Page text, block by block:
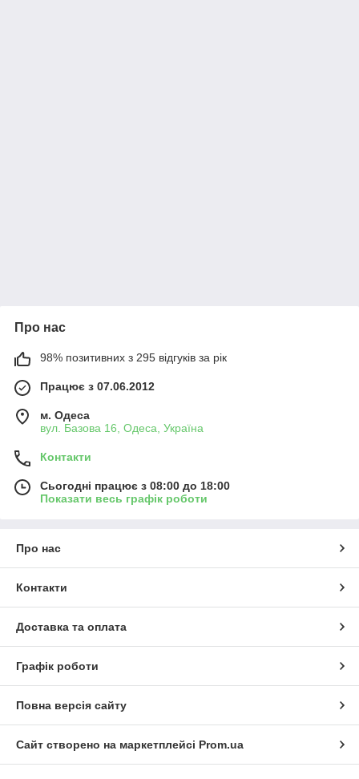
Про нас
98% позитивних з 295 відгуків за рік
Працює з 07.06.2012
м. Одеса
вул. Базова 16, Одеса, Україна
Контакти
Сьогодні працює з 08:00 до 18:00
Показати весь графік роботи
Про нас
Контакти
Доставка та оплата
Графік роботи
Повна версія сайту
Сайт створено на маркетплейсі Prom.ua